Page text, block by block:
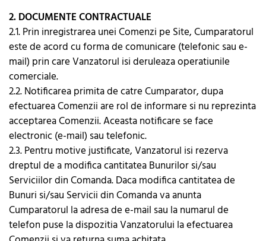
2. DOCUMENTE CONTRACTUALE
2.1. Prin inregistrarea unei Comenzi pe Site, Cumparatorul
este de acord cu forma de comunicare (telefonic sau e-
mail) prin care Vanzatorul isi deruleaza operatiunile
comerciale.
2.2. Notificarea primita de catre Cumparator, dupa
efectuarea Comenzii are rol de informare si nu reprezinta
acceptarea Comenzii. Aceasta notificare se face
electronic (e-mail) sau telefonic.
2.3. Pentru motive justificate, Vanzatorul isi rezerva
dreptul de a modifica cantitatea Bunurilor si/sau
Serviciilor din Comanda. Daca modifica cantitatea de
Bunuri si/sau Servicii din Comanda va anunta
Cumparatorul la adresa de e-mail sau la numarul de
telefon puse la dispozitia Vanzatorului la efectuarea